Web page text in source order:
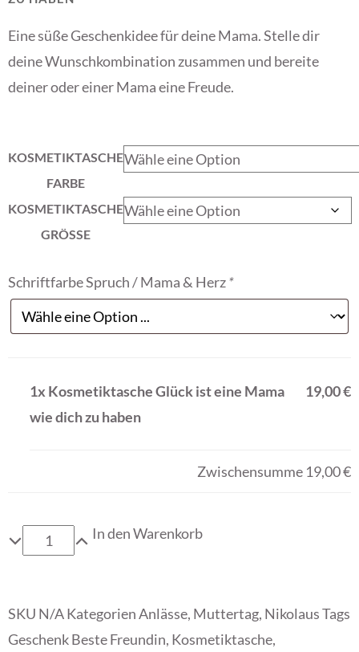
Eine süße Geschenkidee für deine Mama. Stelle dir
deine Wunschkombination zusammen und bereite
deiner oder einer Mama eine Freude.
KOSMETIKTASCHE
FARBE
KOSMETIKTASCHE
GRÖSSE
Schriftfarbe Spruch / Mama & Herz*
1x Kosmetiktasche Glück ist eine Mama
wie dich zu haben
19,00 €
Zwischensumme 19,00 €
In den Warenkorb
SKU N/AKategorienAnlässe, Muttertag, NikolausTags
Geschenk Beste Freundin, Kosmetiktasche,